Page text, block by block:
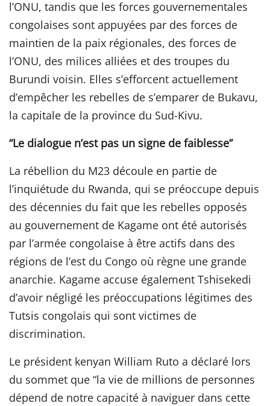
l’ONU, tandis que les forces gouvernementales
congolaises sont appuyées par des forces de
maintien de la paix régionales, des forces de
l’ONU, des milices alliées et des troupes du
Burundi voisin. Elles s’efforcent actuellement
d’empêcher les rebelles de s’emparer de Bukavu,
la capitale de la province du Sud-Kivu.
“Le dialogue n’est pas un signe de faiblesse”
La rébellion du M23 découle en partie de
l’inquiétude du Rwanda, qui se préoccupe depuis
des décennies du fait que les rebelles opposés
au gouvernement de Kagame ont été autorisés
par l’armée congolaise à être actifs dans des
régions de l’est du Congo où règne une grande
anarchie. Kagame accuse également Tshisekedi
d’avoir négligé les préoccupations légitimes des
Tutsis congolais qui sont victimes de
discrimination.
Le président kenyan William Ruto a déclaré lors
du sommet que “la vie de millions de personnes
dépend de notre capacité à naviguer dans cette